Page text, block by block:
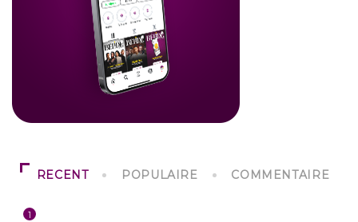
RECENT POPULAIRE COMMENTAIRE
1